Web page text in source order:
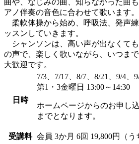
アノ伴奏の音色に合わせて歌います。
柔軟体操から始め、呼吸法、発声
ッスンしていきます。
シャンソンは、高い声が出なくて
の声で、楽しく歌いながら、いつま
大歓迎です。
日時
7/3、7/17、8/7、8/21、9/4、
第1・3金曜日 13:00～14:30
ホームページからのお申し
までとなります。
受講料 会員 3か月 6回 19,800円（う